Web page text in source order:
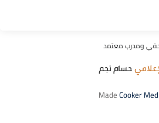
ومدرب معتمد
MadeCooker